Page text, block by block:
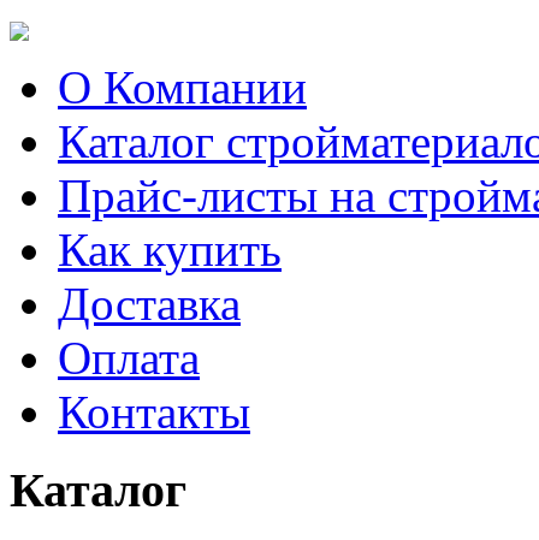
О Компании
Каталог
Прайс-листы на
Как купить
Доставка
Оплата
Контакты
Каталог